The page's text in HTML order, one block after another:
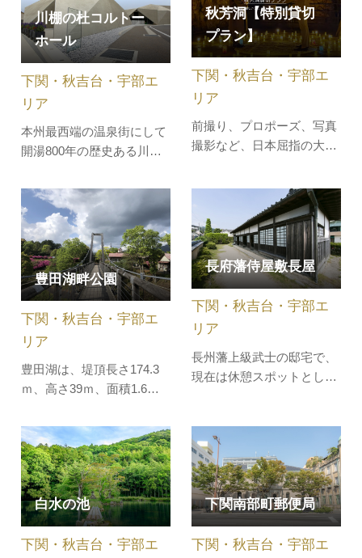
発し、加えて港町という地
域性から全国各地の踊りが
融合されつつ、現在のスタ
イルになったといわれてい
ます。軽…
関の歴史と文化」をテーマ
とし、長府毛利家遺品や幕
末維新関係資料を用いた江
戸・幕末維新期の展示を中
心としています。坂本竜馬
の手紙収…
川棚の杜コルトー
ホール
本州最西端の温泉街にして
開湯800年の歴史ある川棚
建つ川棚の杜コルトーホー
ルは、三角形を組み合せた
多面体の不思議なカタチの
建物で、温泉街周囲の山並
みに馴染む設計は、建築家
隈研吾氏によるものです。
トーホー…
下関・秋吉台・宇部エ
リア
秋芳洞【特別貸切
プラン】
前撮り、プロポーズ、写真
撮影など、日本屈指の大鍾
洞」を貸しきることができ
ます。■ 基本情報時間18:30
～20:00 ※3月～11月 通常
期17:30～19:00 ※12月～2
月 閑散期料金50,000円（税
別）～（内容に応じて金額
が変わり…
下関・秋吉台・宇部エ
リア
豊田湖畔公園
豊田湖は、堤頂長さ174.3
ｍ、高さ39ｍ、面積1.6平
は入江が多く変化に富み、
鯉や鮒が多く、冬季はワカ
サギ釣りを楽しむことがで
きます。ケビン・オートキ
ャンプ場、一般キャンプ場
の他、イベント広場や野外
ステージ、木製アスレチッ
下関・秋吉台・宇部エ
リア
長府藩侍屋敷長屋
長州藩上級武士の邸宅で、
現在は休憩スポットとして
れており、当時の上級藩士
の生活を伺える遺構です。
そばを流れる壇具川（だん
ぐがわ）には鯉が泳ぎ、春
には桜、初夏にはホタルが
お楽しみ…
下関・秋吉台・宇部エ
リア
白水の池
下関・秋吉台・宇部エ
下関南部町郵便局
下関・秋吉台・宇部エ